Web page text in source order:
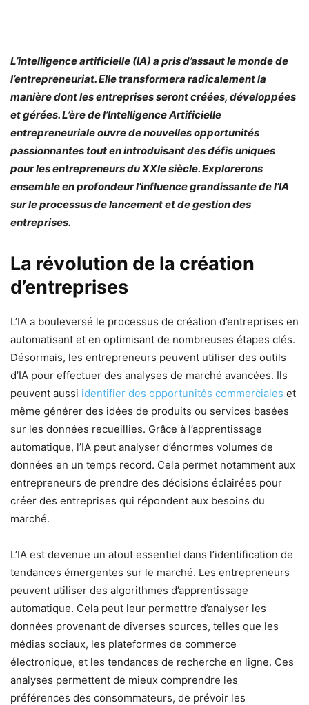
L’intelligence artificielle (IA) a pris d’assaut le monde de
l’entrepreneuriat. Elle transformera radicalement la
manière dont les entreprises seront créées, développées
et gérées. L’ère de l’Intelligence Artificielle
entrepreneuriale ouvre de nouvelles opportunités
passionnantes tout en introduisant des défis uniques
pour les entrepreneurs du XXIe siècle. Explorerons
ensemble en profondeur l’influence grandissante de l’IA
sur le processus de lancement et de gestion des
entreprises.
La révolution de la création
d’entreprises
L’IA a bouleversé le processus de création d’entreprises en
automatisant et en optimisant de nombreuses étapes clés.
Désormais, les entrepreneurs peuvent utiliser des outils
d’IA pour effectuer des analyses de marché avancées. Ils
peuvent aussi identifier des opportunités commerciales et
même générer des idées de produits ou services basées
sur les données recueillies. Grâce à l’apprentissage
automatique, l’IA peut analyser d’énormes volumes de
données en un temps record. Cela permet notamment aux
entrepreneurs de prendre des décisions éclairées pour
créer des entreprises qui répondent aux besoins du
marché.
L’IA est devenue un atout essentiel dans l’identification de
tendances émergentes sur le marché. Les entrepreneurs
peuvent utiliser des algorithmes d’apprentissage
automatique. Cela peut leur permettre d’analyser les
données provenant de diverses sources, telles que les
médias sociaux, les plateformes de commerce
électronique, et les tendances de recherche en ligne. Ces
analyses permettent de mieux comprendre les
préférences des consommateurs, de prévoir les